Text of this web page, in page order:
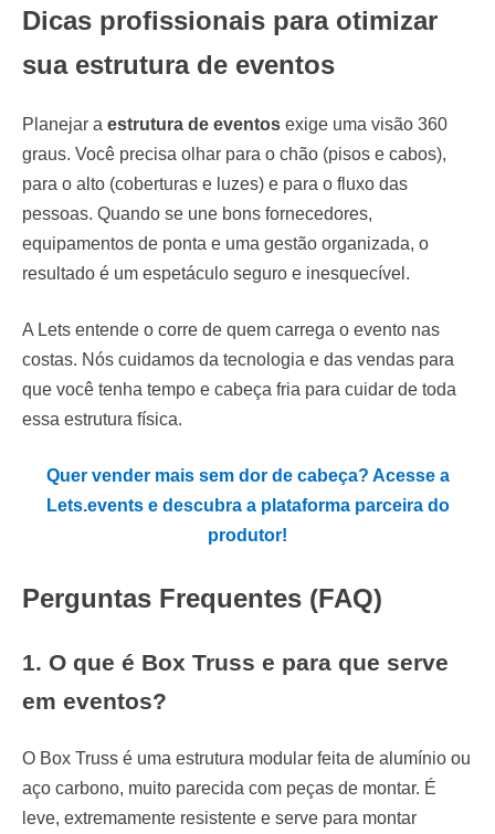
Dicas profissionais para otimizar
sua estrutura de eventos
Planejar a estrutura de eventos exige uma visão 360
graus. Você precisa olhar para o chão (pisos e cabos),
para o alto (coberturas e luzes) e para o fluxo das
pessoas. Quando se une bons fornecedores,
equipamentos de ponta e uma gestão organizada, o
resultado é um espetáculo seguro e inesquecível.
A Lets entende o corre de quem carrega o evento nas
costas. Nós cuidamos da tecnologia e das vendas para
que você tenha tempo e cabeça fria para cuidar de toda
essa estrutura física.
Quer vender mais sem dor de cabeça? Acesse a
Lets.events e descubra a plataforma parceira do
produtor!
Perguntas Frequentes (FAQ)
1. O que é Box Truss e para que serve
em eventos?
O Box Truss é uma estrutura modular feita de alumínio ou
aço carbono, muito parecida com peças de montar. É
leve, extremamente resistente e serve para montar